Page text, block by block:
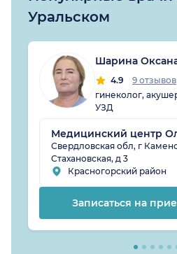
Уральском
Шарина
4.9
9 отзывов
гинеколог,
УЗД
Медицинский центр
Свердловская обл, г
Стахановская, д 3
Красногорский район
Записаться на